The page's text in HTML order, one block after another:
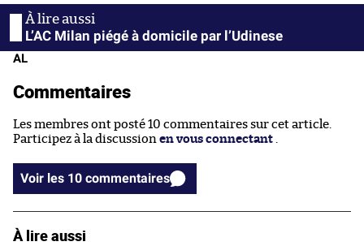
L’AC Milan piégé à domicile par l’Udinese
AL
Commentaires
Les membres ont posté 10 commentaires sur cet article.
Participez à la discussion en vous connectant
Voir les 10 commentaires
À lire aussi